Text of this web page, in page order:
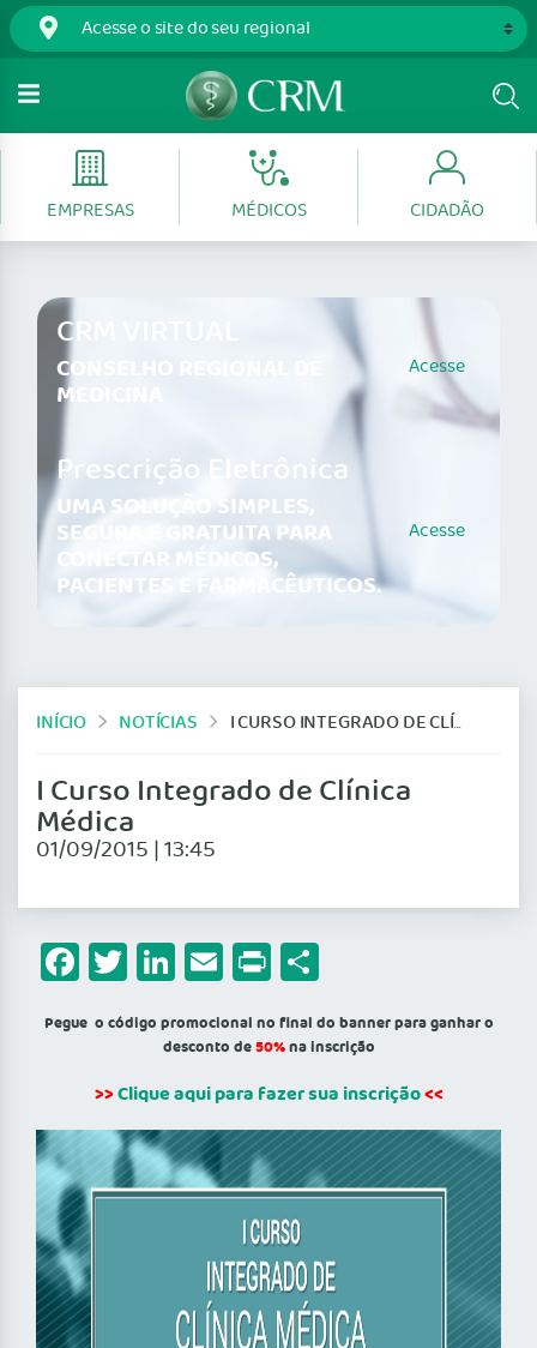
EMPRESAS MÉDICOS CIDADÃO
CRM VIRTUAL
CONSELHO REGIONAL DE
MEDICINA
Acesse
Prescrição Eletrônica
UMA SOLUÇÃO SIMPLES,
SEGURA E GRATUITA PARA
CONECTAR MÉDICOS,
PACIENTES E FARMACÊUTICOS.
Acesse
INÍCIO NOTÍCIAS I CURSO INTEGRADO DE CLÍNICA MÉDICA
I Curso Integrado de Clínica
Médica
01/09/2015 | 13:45
Facebook
Twitter
LinkedIn
Email
Print
Pegue o código promocional no final do banner para ganhar o
desconto de50%na inscrição
>>Clique aqui para fazer sua inscrição<<